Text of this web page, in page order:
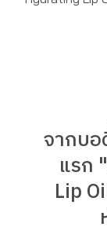
จากบ
แรก
Lip